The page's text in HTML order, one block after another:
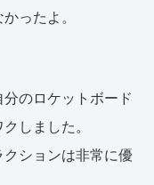
ったよ。
のロケットボード
しました。
ションは非常に優